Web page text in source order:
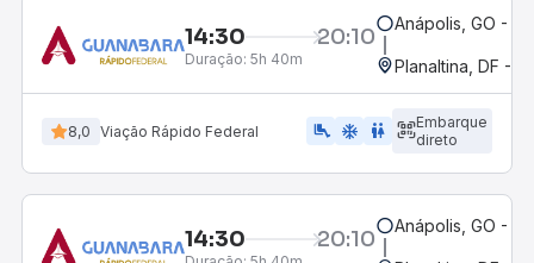
14:30 20:10
Duração: 5h 40m
Anápolis, GO -
Planaltina, DF -
8,0 Viação Rápido Federal airline_seat_legroom_extra ac_unit WC
Embarque
direto
14:30 20:10 Anápolis, GO -